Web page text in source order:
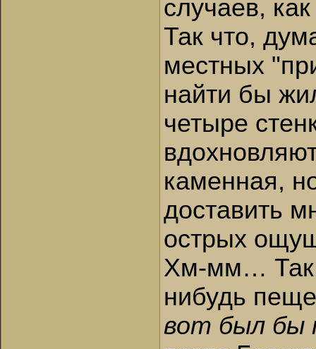
случаев,
Так что,
местных
найти бы
четыре
каменная,
доставить
острых
Хм-мм… Так
нибудь
вот был бы